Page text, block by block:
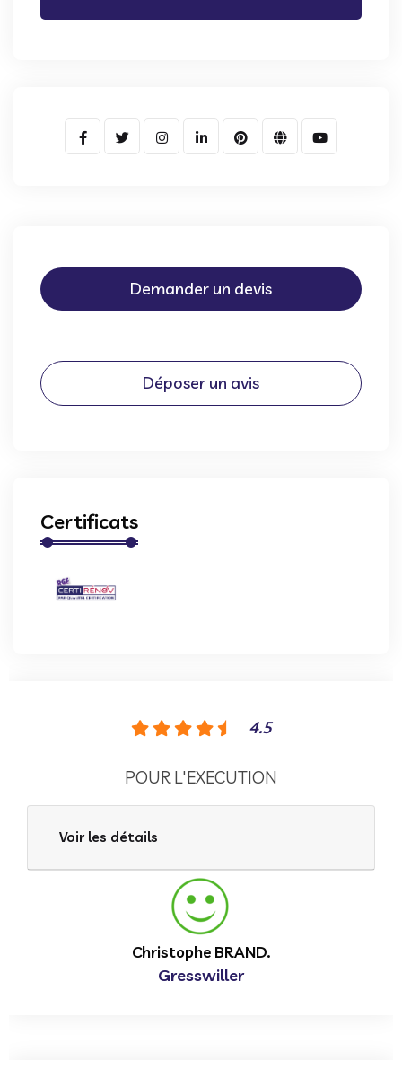
Demander un devis
Déposer un avis
Certificats
4.5
POUR L'EXECUTION
Voir les détails
Christophe BRAND.
Gresswiller